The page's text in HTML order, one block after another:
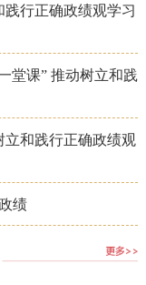
行正确政绩观学习
堂课” 推动树立和践
立和践行正确政绩观
绩